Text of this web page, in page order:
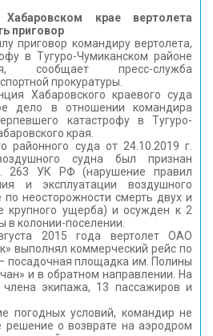
крае вертолета
приговор
приговор командиру вертолета,
в Тугуро-Чумиканском районе
сообщает пресс-служба
прокуратуры.
Хабаровского краевого суда
дело в отношении командира
катастрофу в Тугуро-
края.
районного суда от 24.10.2019 г.
судна был признан
263 УК РФ (нарушение правил
и эксплуатации воздушного
по неосторожности смерть двух и
крупного ущерба) и осужден к 2
колонии-поселении.
2015 года вертолет ОАО
выполнял коммерческий рейс по
посадочная площадка им. Полины
и в обратном направлении. На
члена экипажа, 13 пассажиров и
погодных условий, командир не
решение о возврате на аэродром